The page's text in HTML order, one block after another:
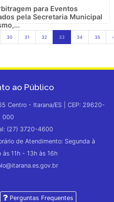
para Eventos
pela Secretaria Municipal
30 31 32 33 34 35 ›
ao Público
Centro - Itarana/ES | CEP: 29620-
000
(27) 3720-4600
de Atendimento: Segunda à
às 11h - 13h às 16h
Perguntas Frequentes